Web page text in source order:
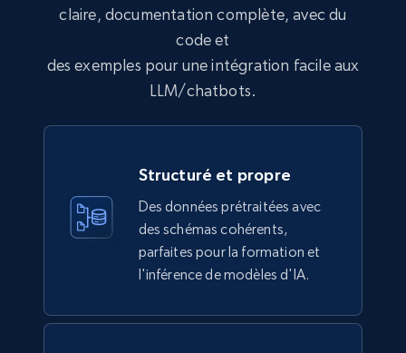
claire, documentation complète, avec du
code et
des exemples pour une intégration facile aux
LLM/chatbots.
Structuré et propre
Des données prétraitées avec
des schémas cohérents,
parfaites pour la formation et
l'inférence de modèles d'IA.